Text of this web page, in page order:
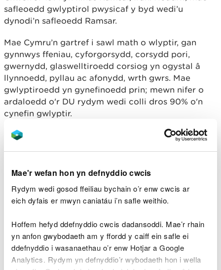
Mae'r wefan hon yn defnyddio cwcis
Rydym wedi gosod ffeiliau bychain o’r enw cwcis ar
eich dyfais er mwyn caniatáu i’n safle weithio.
Hoffem hefyd ddefnyddio cwcis dadansoddi. Mae’r rhain
yn anfon gwybodaeth am y ffordd y caiff ein safle ei
ddefnyddio i wasanaethau o’r enw Hotjar a Google
Analytics. Rydym yn defnyddio’r wybodaeth hon i wella
safleoedd gwlyptirol pwysicaf y byd wedi’u
dynodi’n safleoedd Ramsar.
Mae Cymru’n gartref i sawl math o wlyptir, gan
gynnwys ffeniau, cyforgorsydd, corsydd pori,
gwernydd, glaswelltiroedd corsiog yn ogystal â
llynnoedd, pyllau ac afonydd, wrth gwrs. Mae
gwlyptiroedd yn gynefinoedd prin; mewn nifer o
ardaloedd o'r DU rydym wedi colli dros 90% o'n
cynefin gwlyptir.
Nid yn unig ydyn nhw’n gartref i fywyd gwyllt prin,
amddiffyniad rhag llifogydd, storfa carbon, ac
awyr agored.
o’r cyforgorsydd mwyaf yn iseldir Prydain sy’n dal i
dyfu, gyda mawn ar ddyfnder o 10medr mewn
mannau. Mae wedi’i dynodi’n GNG yn ogystal â
safle Ramsar oherwydd ei phwysigrwydd